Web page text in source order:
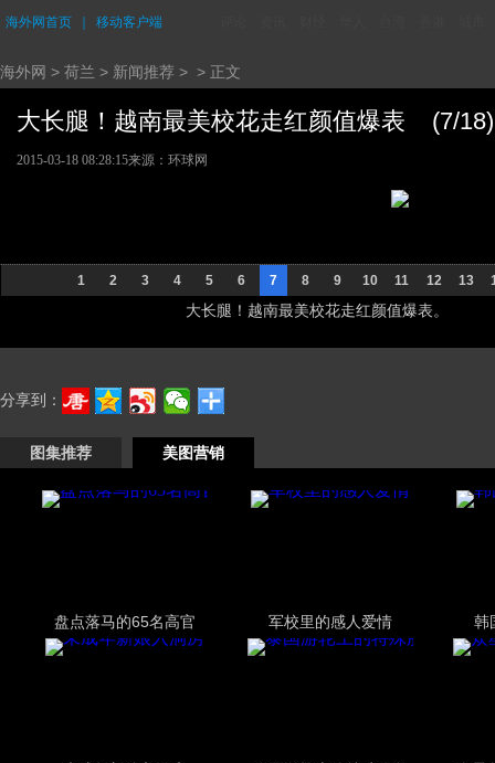
海外网首页 移动客户端
海外网 > 荷兰 > 新闻推荐 > > 正文
大长腿！越南最美校花走红颜值爆表 (7/18)
2015-03-18 08:28:15来源：环球网
1 2 3 4 5 6 7 8 9 10 11 12 13
大长腿！越南最美校花走红颜值爆表。
分享到：
图集推荐 美图营销
盘点落马的65名高官 军校里的感人爱情 韩